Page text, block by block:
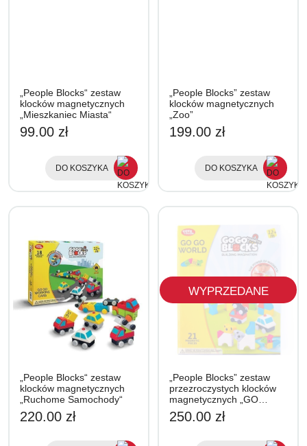
„People Blocks“ zestaw
klocków magnetycznych
„Mieszkaniec Miasta“
99.00 zł
DO KOSZYKA
„People Blocks” zestaw
klocków magnetycznych
„Zoo”
199.00 zł
DO KOSZYKA
„People Blocks“ zestaw
klocków magnetycznych
„Ruchome Samochody“
220.00 zł
WYPRZEDANE
„People Blocks” zestaw
przezroczystych klocków
magnetycznych „GO…
250.00 zł